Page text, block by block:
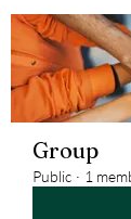
Group
Public · 1